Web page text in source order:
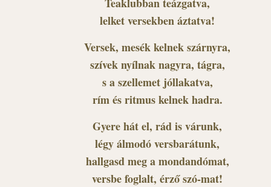
lelket versekben áztatva!
Versek, mesék kelnek szárnyra,
szívek nyílnak nagyra, tágra,
s a szellemet jóllakatva,
rím és ritmus kelnek hadra.
Gyere hát el, rád is várunk,
légy álmodó versbarátunk,
hallgasd meg a mondandómat,
versbe foglalt, érző szó-mat!